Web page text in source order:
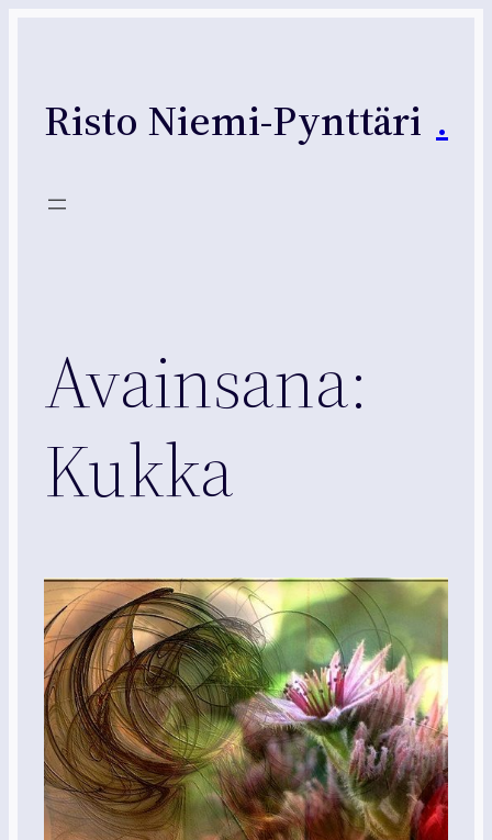
Risto Niemi-Pynttäri .
Avainsana:
Kukka